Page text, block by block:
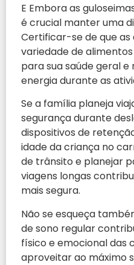
E Embora as
é crucial manter uma
Certificar-se de que
variedade de
para sua saúde geral
energia durante as
Se a família planeja
segurança durante
dispositivos de
idade da criança no
de trânsito e planejar
viagens longas
mais segura.
Não se esqueça
de sono regular
físico e emocional das
aproveitar ao máximo